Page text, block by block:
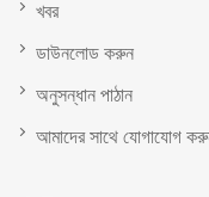
খবর
ডাউনলোড করুন
অনুসন্ধান পাঠান
আমাদের সাথে যোগাযোগ